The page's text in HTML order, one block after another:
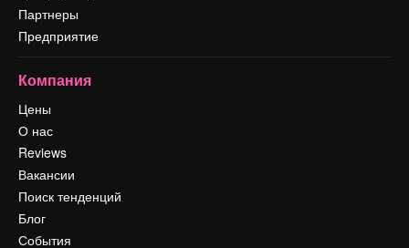
Партнеры
Предприятие
Компания
Цены
О нас
Reviews
Вакансии
Поиск тенденций
Блог
События